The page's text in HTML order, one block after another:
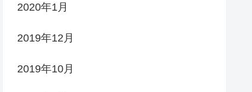
2020年1月
2019年12月
2019年10月